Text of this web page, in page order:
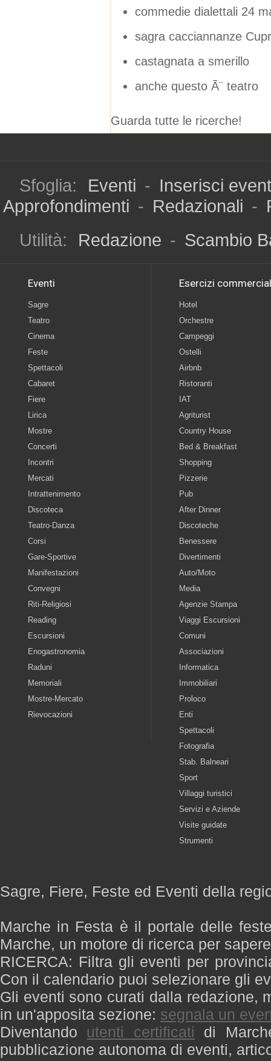
commedie dialettali 24
sagra cacciannanze
castagnata a smerillo
anche questo Ã¨ teatro
Guarda tutte le ricerche!
Sfoglia: Eventi - Inserisci
Approfondimenti - Redazionali -
Utilità:
Redazione - Scambio
Eventi
Sagre
Teatro
Cinema
Feste
Spettacoli
Cabaret
Fiere
Lirica
Mostre
Concerti
Incontri
Mercati
Intrattenimento
Discoteca
Teatro-Danza
Corsi
Gare-Sportive
Manifestazioni
Convegni
Riti-Religiosi
Reading
Escursioni
Enogastronomia
Raduni
Memoriali
Mostre-Mercato
Rievocazioni
Esercizi
Hotel
Orchestre
Campeggi
Ostelli
Airbnb
Ristoranti
IAT
Agriturist
Country House
Bed & Breakfast
Shopping
Pizzerie
Pub
After Dinner
Discoteche
Benessere
Divertimenti
Auto/Moto
Media
Agenzie Stampa
Viaggi Escursioni
Comuni
Associazioni
Informatica
Immobiliari
Proloco
Enti
Spettacoli
Fotografia
Stab. Balneari
Sport
Villaggi turistici
Servizi e Aziende
Visite guidate
Strumenti
Sagre, Fiere, Feste ed Eventi della
Marche in Festa è il portale delle
Marche, un motore di ricerca per
RICERCA: Filtra gli eventi per
Con il calendario puoi selezionare gli
Gli eventi sono curati dalla redazione,
in un'apposita sezione: segnala un
Diventando utenti certificati di
pubblicazione autonoma di eventi,